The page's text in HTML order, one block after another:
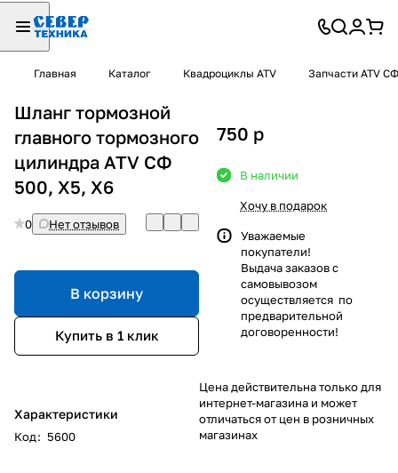
Главная Каталог Квадроциклы ATV Запчасти ATV СФ
Шланг тормозной
главного тормозного
цилиндра ATV СФ
500, X5, X6
0 Нет отзывов
В корзину
Купить в 1 клик
Характеристики
Код: 5600
750 p
В наличии
Хочу в подарок
Уважаемые
покупатели!
Выдача заказов с
самовывозом
осуществляется по
предварительной
договоренности!
Цена действительна только для
интернет-магазина и может
отличаться от цен в розничных
магазинах